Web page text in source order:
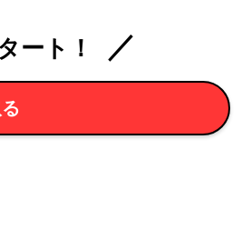
ート！ ／